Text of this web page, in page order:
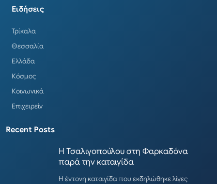
Ειδήσεις
Τρίκαλα
Θεσσαλία
Ελλάδα
Κόσμος
Κοινωνικά
Επιχειρείν
Recent Posts
Η Τσαλιγοπούλου στη Φαρκαδόνα
παρά την καταιγίδα
Η έντονη καταιγίδα που εκδηλώθηκε λίγες